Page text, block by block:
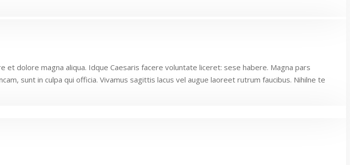
dolore magna aliqua. Idque Caesaris facere voluntate liceret: sese habere. Magna pars
sunt in culpa qui officia. Vivamus sagittis lacus vel augue laoreet rutrum faucibus. Nihilne te